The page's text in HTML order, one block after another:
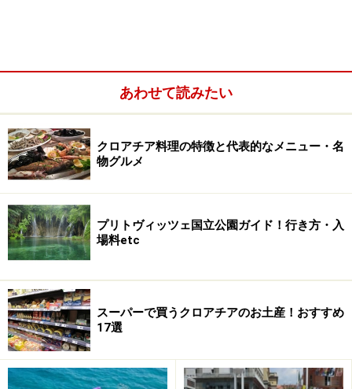
＞＞＞クロアチア旅行の計画の際は「
ランを満喫するためのコツと基礎情報」も併せてご覧く
ださい
あわせて読みたい
クロアチア料理の特徴と代表的なメニュー・名
物グルメ
プリトヴィッツェ国立公園ガイド！行き方・入
場料etc
スーパーで買うクロアチアのお土産！おすすめ
17選